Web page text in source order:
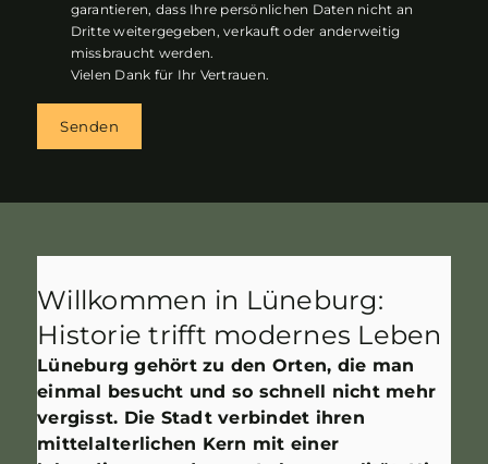
garantieren, dass Ihre persönlichen Daten nicht an
Dritte weitergegeben, verkauft oder anderweitig
missbraucht werden.
Vielen Dank für Ihr Vertrauen.
Senden
Willkommen in Lüneburg:
Historie trifft modernes Leben
Lüneburg gehört zu den Orten, die man
einmal besucht und so schnell nicht mehr
vergisst. Die Stadt verbindet ihren
mittelalterlichen Kern mit einer